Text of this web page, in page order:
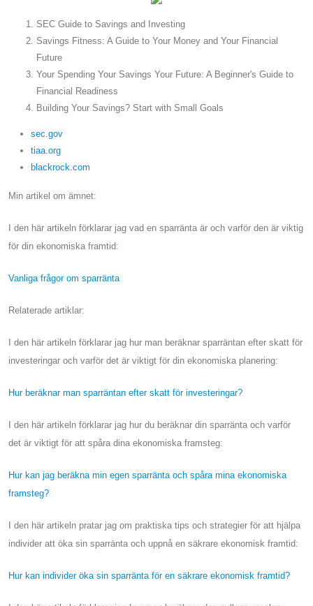
SEC Guide to Savings and Investing
Savings Fitness: A Guide to Your Money and Your Financial
Future
Your Spending Your Savings Your Future: A Beginner's Guide to
Financial Readiness
Building Your Savings? Start with Small Goals
sec.gov
tiaa.org
blackrock.com
Min artikel om ämnet:
I den här artikeln förklarar jag vad en sparränta är och varför den är viktig
för din ekonomiska framtid:
Vanliga frågor om sparränta
Relaterade artiklar:
I den här artikeln förklarar jag hur man beräknar sparräntan efter skatt för
investeringar och varför det är viktigt för din ekonomiska planering:
Hur beräknar man sparräntan efter skatt för investeringar?
I den här artikeln förklarar jag hur du beräknar din sparränta och varför
det är viktigt för att spåra dina ekonomiska framsteg:
Hur kan jag beräkna min egen sparränta och spåra mina ekonomiska
framsteg?
I den här artikeln pratar jag om praktiska tips och strategier för att hjälpa
individer att öka sin sparränta och uppnå en säkrare ekonomisk framtid:
Hur kan individer öka sin sparränta för en säkrare ekonomisk framtid?